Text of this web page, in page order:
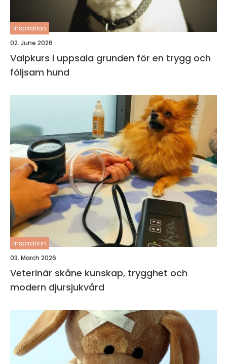
inspiration
02. June 2026
Valpkurs i uppsala grunden för en trygg och
följsam hund
inspiration
03. March 2026
Veterinär skåne kunskap, trygghet och
modern djursjukvård